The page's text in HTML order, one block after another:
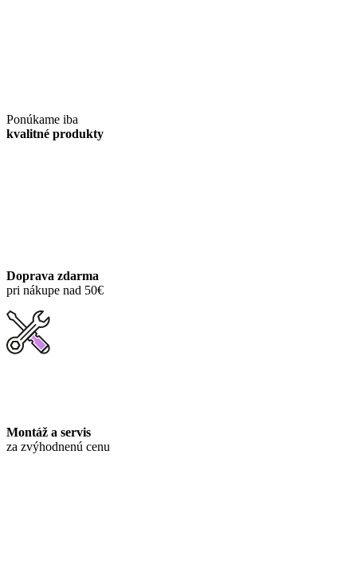
Ponúkame iba
kvalitné produkty
Doprava zdarma
pri nákupe nad 50€
Montáž a servis
za zvýhodnenú cenu